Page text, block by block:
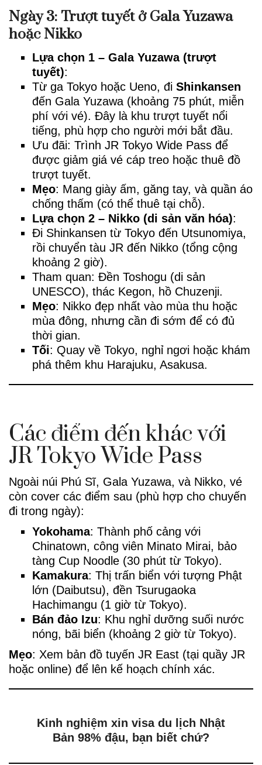
Ngày 3: Trượt tuyết ở Gala Yuzawa
hoặc Nikko
Lựa chọn 1 – Gala Yuzawa (trượt
tuyết):
Từ ga Tokyo hoặc Ueno, đi Shinkansen
đến Gala Yuzawa (khoảng 75 phút, miễn
phí với vé). Đây là khu trượt tuyết nổi
tiếng, phù hợp cho người mới bắt đầu.
Ưu đãi: Trình JR Tokyo Wide Pass để
được giảm giá vé cáp treo hoặc thuê đồ
trượt tuyết.
Mẹo: Mang giày ấm, găng tay, và quần áo
chống thấm (có thể thuê tại chỗ).
Lựa chọn 2 – Nikko (di sản văn hóa):
Đi Shinkansen từ Tokyo đến Utsunomiya,
rồi chuyển tàu JR đến Nikko (tổng cộng
khoảng 2 giờ).
Tham quan: Đền Toshogu (di sản
UNESCO), thác Kegon, hồ Chuzenji.
Mẹo: Nikko đẹp nhất vào mùa thu hoặc
mùa đông, nhưng cần đi sớm để có đủ
thời gian.
Tối: Quay về Tokyo, nghỉ ngơi hoặc khám
phá thêm khu Harajuku, Asakusa.
Các điểm đến khác với
JR Tokyo Wide Pass
Ngoài núi Phú Sĩ, Gala Yuzawa, và Nikko, vé
còn cover các điểm sau (phù hợp cho chuyến
đi trong ngày):
Yokohama: Thành phố cảng với
Chinatown, công viên Minato Mirai, bảo
tàng Cup Noodle (30 phút từ Tokyo).
Kamakura: Thị trấn biển với tượng Phật
lớn (Daibutsu), đền Tsurugaoka
Hachimangu (1 giờ từ Tokyo).
Bán đảo Izu: Khu nghỉ dưỡng suối nước
nóng, bãi biển (khoảng 2 giờ từ Tokyo).
Mẹo: Xem bản đồ tuyến JR East (tại quầy JR
hoặc online) để lên kế hoạch chính xác.
Kinh nghiệm xin visa du lịch Nhật
Bản 98% đậu, bạn biết chứ?